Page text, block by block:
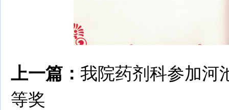
上一篇： 我院药剂科参加河
等奖